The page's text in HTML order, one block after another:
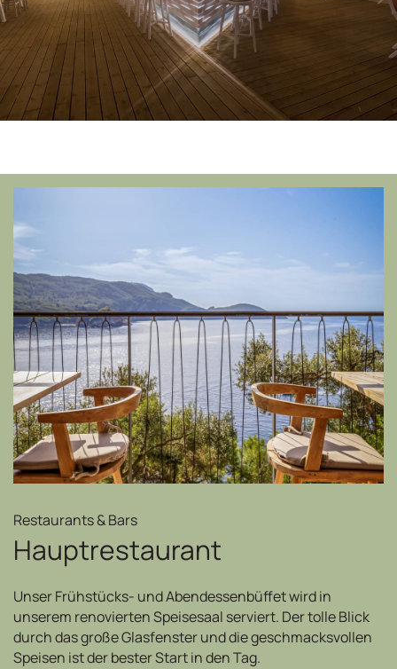
Restaurants & Bars
Hauptrestaurant
Unser Frühstücks- und Abendessenbüffet wird in
unserem renovierten Speisesaal serviert. Der tolle Blick
durch das große Glasfenster und die geschmacksvollen
Speisen ist der bester Start in den Tag.